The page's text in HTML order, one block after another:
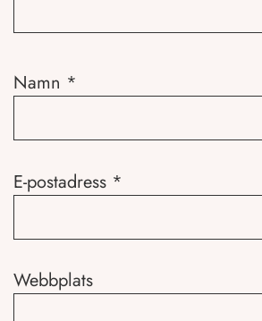
Namn *
E-postadress *
Webbplats